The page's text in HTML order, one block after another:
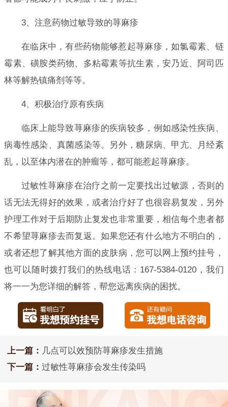
3、注意药物过敏导致的荨麻疹
在临床中，有些药物能够惹起荨麻疹，如氯霉素、链
霉素、磺胺类药物、多粘霉素等抗生素，安乃近、阿司匹
林等解热镇痛剂等等。
4、积极治疗原有疾病
临床上能导致荨麻疹的疾病较多，例如感染性疾病、
病毒性感染、真菌感染等。另外，糖尿病、甲亢、月经紊
乱，以至体内潜在的肿瘤等，都可能惹起荨麻疹。
过敏性荨麻疹在治疗之前一定要找出过敏源，否则的
话无法无得好的效果，或者治疗好了也很容易复发，另外
护理工作对于后期防止复发也非常重要，相信每个患者都
不希望荨麻疹去而复返。如果您还有什么地方不明白的，
或者还想了解其他方面的皮肤病，您可以网上预约挂号，
也可以随时拨打我们的热线电话：167-5384-0120，我们
将一一为您详细的解答，帮您远离疾病的困扰。
上一篇： 几点可以效预防荨麻疹发生措施
下一篇： 过敏性荨麻疹会发生传染吗